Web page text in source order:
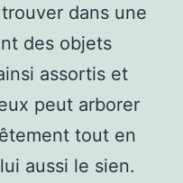
dans une
des objets
assortis et
peut arborer
tout en
aussi le sien.